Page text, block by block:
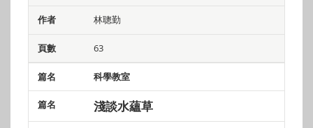
林聰勤
63
科學教室
淺談水蘊草